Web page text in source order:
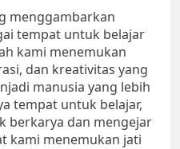
menggambarkan
tempat untuk belajar
kami menemukan
dan kreativitas yang
manusia yang lebih
tempat untuk belajar,
berkarya dan mengejar
kami menemukan jati